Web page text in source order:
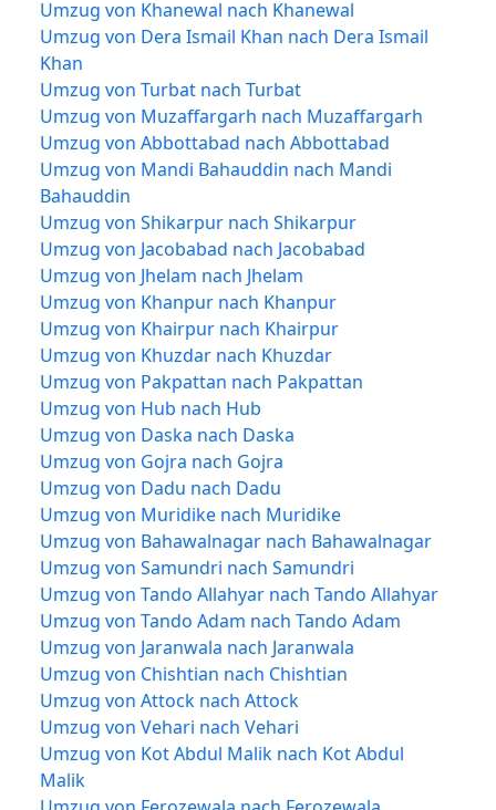
Umzug von Khanewal nach Khanewal
Umzug von Dera Ismail Khan nach Dera Ismail
Khan
Umzug von Turbat nach Turbat
Umzug von Muzaffargarh nach Muzaffargarh
Umzug von Abbottabad nach Abbottabad
Umzug von Mandi Bahauddin nach Mandi
Bahauddin
Umzug von Shikarpur nach Shikarpur
Umzug von Jacobabad nach Jacobabad
Umzug von Jhelam nach Jhelam
Umzug von Khanpur nach Khanpur
Umzug von Khairpur nach Khairpur
Umzug von Khuzdar nach Khuzdar
Umzug von Pakpattan nach Pakpattan
Umzug von Hub nach Hub
Umzug von Daska nach Daska
Umzug von Gojra nach Gojra
Umzug von Dadu nach Dadu
Umzug von Muridike nach Muridike
Umzug von Bahawalnagar nach Bahawalnagar
Umzug von Samundri nach Samundri
Umzug von Tando Allahyar nach Tando Allahyar
Umzug von Tando Adam nach Tando Adam
Umzug von Jaranwala nach Jaranwala
Umzug von Chishtian nach Chishtian
Umzug von Attock nach Attock
Umzug von Vehari nach Vehari
Umzug von Kot Abdul Malik nach Kot Abdul
Malik